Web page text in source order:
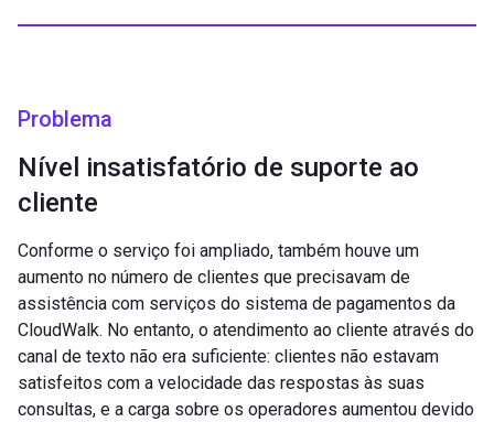
Problema
Nível insatisfatório de suporte ao
cliente
Conforme o serviço foi ampliado, também houve um
aumento no número de clientes que precisavam de
assistência com serviços do sistema de pagamentos da
CloudWalk. No entanto, o atendimento ao cliente através do
canal de texto não era suficiente: clientes não estavam
satisfeitos com a velocidade das respostas às suas
consultas, e a carga sobre os operadores aumentou devido